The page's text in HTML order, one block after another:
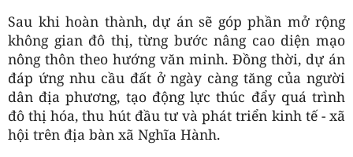
Sau khi hoàn thành, dự án sẽ góp phần mở rộng
không gian đô thị, từng bước nâng cao diện mạo
nông thôn theo hướng văn minh. Đồng thời, dự án
đáp ứng nhu cầu đất ở ngày càng tăng của người
dân địa phương, tạo động lực thúc đẩy quá trình
đô thị hóa, thu hút đầu tư và phát triển kinh tế - xã
hội trên địa bàn xã Nghĩa Hành.